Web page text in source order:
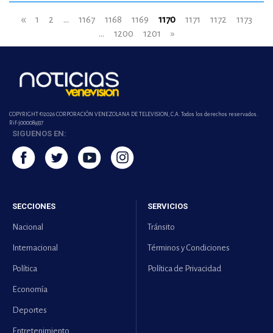
« 1 2 ... 1167 1168 1169 1170 1171 1172
1173
...
1200 1201 »
COPYRIGHT ©2026 CORPORACIÓN VENEZOLANA DE TELEVISION, C.A. Todos los derechos reservados.
Rif-j000089337
SIGUENOS EN:
SECCIONES
Nacional
Internacional
Política
Economía
Deportes
Entretenimiento
SERVICIOS
Tránsito
Términos y Condiciones
Política de Privacidad